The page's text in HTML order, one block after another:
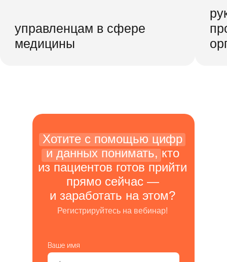
Хотите с помощью цифр
и данных понимать, кто
из пациентов готов прийти
прямо сейчас —
и заработать на этом?
Регистрируйтесь на вебинар!
Ваше имя